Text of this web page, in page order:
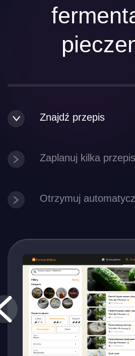
Znajdź przepis
Zaplanuj kilka
Otrzymuj